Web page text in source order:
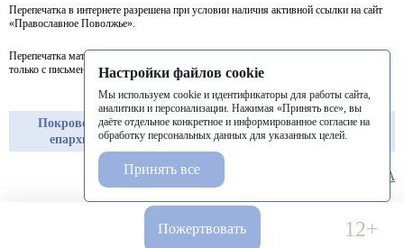
Перепечатка в интернете разрешена при условии наличия активной ссылки на сайт
«Православное Поволжье».
Перепечатка материалов портала в печатных изданиях (книгах, прессе) возможна
только с письменного разрешения редакции.
Покровская
епархия
Балашовская
епархия
Балаковская
епархия
Пожертвовать 12+
Настройки файлов cookie
Мы используем cookie и идентификаторы для работы сайта,
аналитики и персонализации. Нажимая «Принять все», вы
даёте отдельное конкретное и информированное согласие на
обработку персональных данных для указанных целей.
Принять все